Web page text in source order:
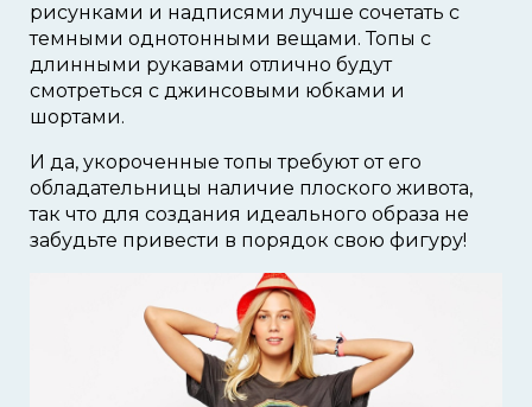
рисунками и надписями лучше сочетать с
темными однотонными вещами. Топы с
длинными рукавами отлично будут
смотреться с джинсовыми юбками и
шортами.
И да, укороченные топы требуют от его
обладательницы наличие плоского живота,
так что для создания идеального образа не
забудьте привести в порядок свою фигуру!